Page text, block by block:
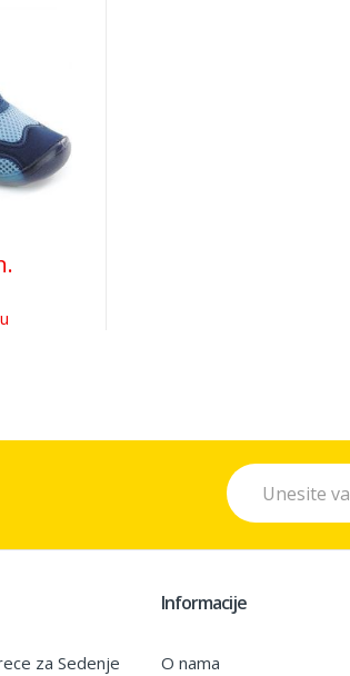
za Sedenje
Informacije
O nama